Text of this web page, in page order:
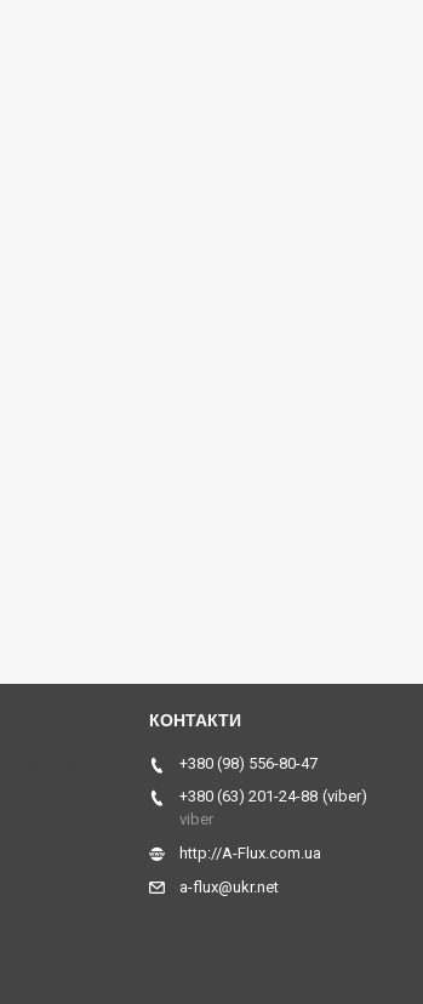
+380 (98) 556-80-47
+380 (63) 201-24-88 viber
viber
http://A-Flux.com.ua
a-flux@ukr.net